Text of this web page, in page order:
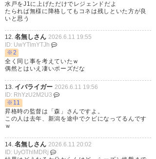
水戸をJ1に上げただけでレジェンドだよ
たられば無様に降格してもコネは残しといた方が良
いと思う
12. 名無しさん 2026.6.11 19:55
ID: UwYTlmYTJh
※2
全く同じ事を考えていたｗ
偶然とはいえ凄いポーズだな
13. イバライガー 2026.6.11 19:56
ID: RhYzU2M2U3
※11
昇格時の監督は「森」さんですよ。
この人は去年、新潟を途中でクビになってるんです
ｗ
14. 名無しさん 2026.6.11 20:02
ID: UyOThlMDRj